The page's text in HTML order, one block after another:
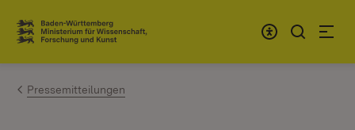
Zum Inhalt springen
Link zur Startseite
Pressemitteilungen